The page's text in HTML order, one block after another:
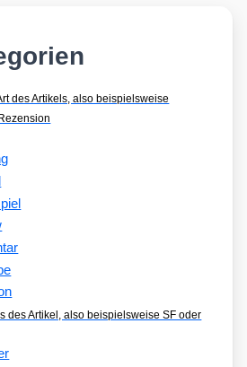
des Artikels, also beispielsweise
des Artikel, also beispielsweise SF oder